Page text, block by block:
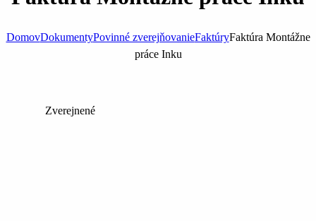
DomovDokumentyPovinné zverejňovanieFaktúryFaktúra Montážne
práce Inku
Zverejnené